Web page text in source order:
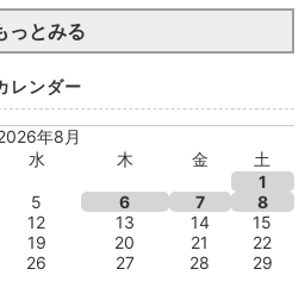
っとみる
レンダー
年8月
水 木 金
土
1
5 6 7
8
12 13 14
15
19 20 21
22
26 27 28
29